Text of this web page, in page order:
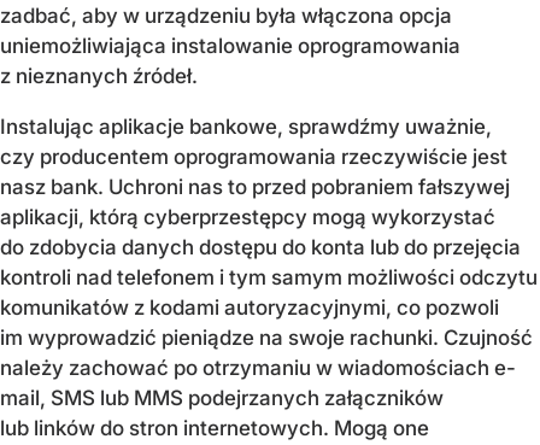
zadbać, aby w urządzeniu była włączona opcja
uniemożliwiająca instalowanie oprogramowania
z nieznanych źródeł.
Instalując aplikacje bankowe, sprawdźmy uważnie,
czy producentem oprogramowania rzeczywiście jest
nasz bank. Uchroni nas to przed pobraniem fałszywej
aplikacji, którą cyberprzestępcy mogą wykorzystać
do zdobycia danych dostępu do konta lub do przejęcia
kontroli nad telefonem i tym samym możliwości odczytu
komunikatów z kodami autoryzacyjnymi, co pozwoli
im wyprowadzić pieniądze na swoje rachunki. Czujność
należy zachować po otrzymaniu w wiadomościach e-
mail, SMS lub MMS podejrzanych załączników
lub linków do stron internetowych. Mogą one